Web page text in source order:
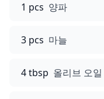
1 pcs 양파
3 pcs 마늘
4 tbsp 올리브 오일